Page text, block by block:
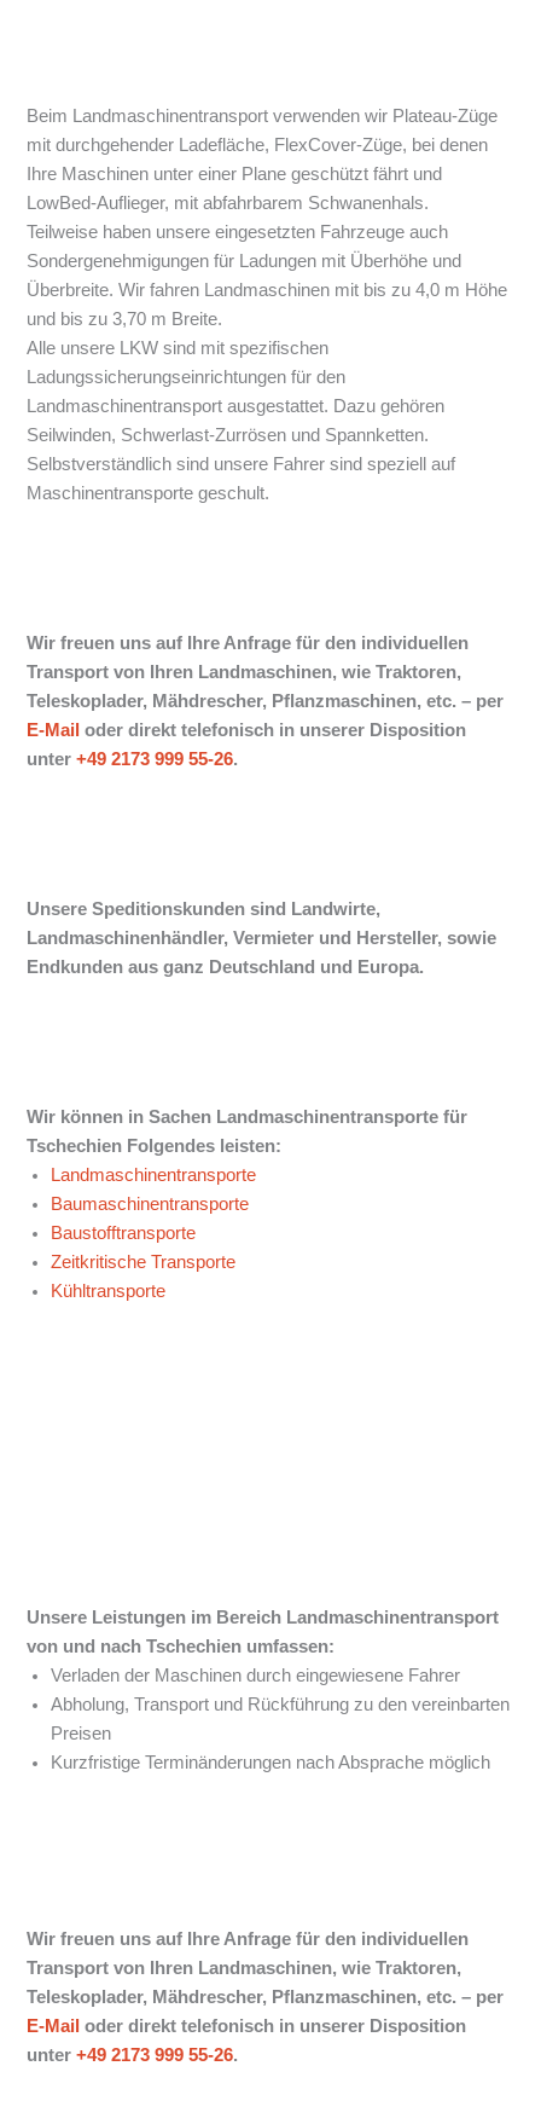
Beim Landmaschinentransport verwenden wir Plateau-Züge
mit durchgehender Ladefläche, FlexCover-Züge, bei denen
Ihre Maschinen unter einer Plane geschützt fährt und
LowBed-Auflieger, mit abfahrbarem Schwanenhals.
Teilweise haben unsere eingesetzten Fahrzeuge auch
Sondergenehmigungen für Ladungen mit Überhöhe und
Überbreite. Wir fahren Landmaschinen mit bis zu 4,0 m Höhe
und bis zu 3,70 m Breite.
Alle unsere LKW sind mit spezifischen
Ladungssicherungseinrichtungen für den
Landmaschinentransport ausgestattet. Dazu gehören
Seilwinden, Schwerlast-Zurrösen und Spannketten.
Selbstverständlich sind unsere Fahrer sind speziell auf
Maschinentransporte geschult.
Wir freuen uns auf Ihre Anfrage für den individuellen
Transport von Ihren Landmaschinen, wie Traktoren,
Teleskoplader, Mähdrescher, Pflanzmaschinen, etc. – per
E-Mail oder direkt telefonisch in unserer Disposition
unter+49 2173 999 55-26.
Unsere Speditionskunden sind Landwirte,
Landmaschinenhändler, Vermieter und Hersteller, sowie
Endkunden aus ganz Deutschland und Europa.
Wir können in Sachen Landmaschinentransporte für
Tschechien Folgendes leisten:
Landmaschinentransporte
Baumaschinentransporte
Baustofftransporte
Zeitkritische Transporte
Kühltransporte
Unsere Leistungen im Bereich Landmaschinentransport
von und nach Tschechien umfassen:
Verladen der Maschinen durch eingewiesene Fahrer
Abholung, Transport und Rückführung zu den vereinbarten
Preisen
Kurzfristige Terminänderungen nach Absprache möglich
Wir freuen uns auf Ihre Anfrage für den individuellen
Transport von Ihren Landmaschinen, wie Traktoren,
Teleskoplader, Mähdrescher, Pflanzmaschinen, etc. – per
E-Mail oder direkt telefonisch in unserer Disposition
unter+49 2173 999 55-26.